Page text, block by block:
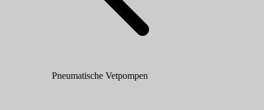
Pneumatische Vetpompen